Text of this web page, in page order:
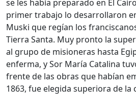
se les había preparado en El
primer trabajo lo desarrollaron
Muski que regían los
Tierra Santa. Muy pronto la
al grupo de misioneras hasta
enferma, y Sor María Catalina
frente de las obras que habían
1863, fue elegida superiora de la